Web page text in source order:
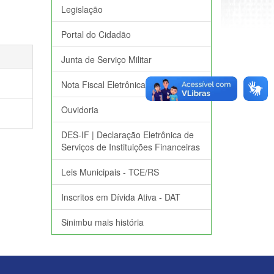
Legislação
Portal do Cidadão
Junta de Serviço Militar
Nota Fiscal Eletrônica
Ouvidoria
DES-IF | Declaração Eletrônica de
Serviços de Instituições Financeiras
Leis Municipais - TCE/RS
Inscritos em Dívida Ativa - DAT
Sinimbu mais história